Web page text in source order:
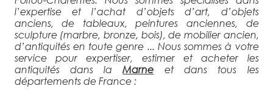
l’expertise et l’achat d’objets d’art, d’objets
anciens, de tableaux, peintures anciennes, de
sculpture (marbre, bronze, bois), de mobilier ancien,
d’antiquités en toute genre ... Nous sommes à votre
service pour expertiser, estimer et acheter les
antiquités dans laMarne et dans tous les
départements de France :